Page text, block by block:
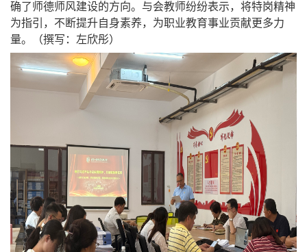
确了师德师风建设的方向。与会教师纷纷表示，将特岗精神
为指引，不断提升自身素养，为职业教育事业贡献更多力
量。（撰写：左欣彤）